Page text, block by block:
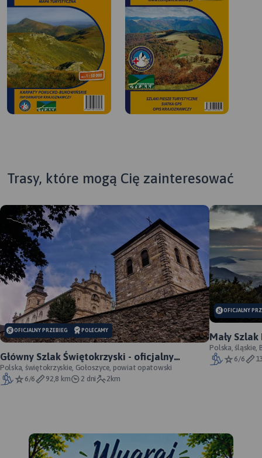
MAPA TURYSTYCZNA W
APLIKACJI TRASEO
MAPA TURYSTYCZNA W
APLIKACJI TRASEO
Trasy, które mogą Cię zainteresować
OFICJALNY PRZEBIEG POLECAMY
Główny Szlak Świętokrzyski - oficjalny
przebieg
Polska, świętokrzyskie, Gołoszyce, powiat opatowski
6/6
92,8 km 2 dni 2km
OFICJALNY
Mały
Polska, śląskie,
6/6